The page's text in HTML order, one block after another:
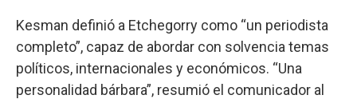
Kesman definió a Etchegorry como “un periodista
completo”, capaz de abordar con solvencia temas
políticos, internacionales y económicos. “Una
personalidad bárbara”, resumió el comunicador al